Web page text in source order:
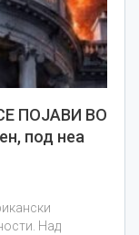
ПОЈАВИ ВО
под неа
Над